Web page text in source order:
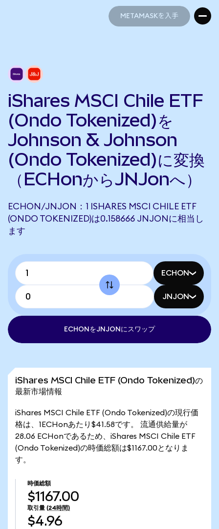
METAMASKを入手
iShares MSCI Chile ETF
(Ondo Tokenized)を
Johnson & Johnson
(Ondo Tokenized)に変換
（ECHonからJNJonへ）
ECHON/JNJON：1 ISHARES MSCI CHILE ETF
(ONDO TOKENIZED)は0.158666 JNJONに相当し
ます
ECHON
JNJON
ECHONをJNJONにスワップ
iShares MSCI Chile ETF (Ondo Tokenized)の
最新市場情報
iShares MSCI Chile ETF (Ondo Tokenized)の現行価
格は、1ECHonあたり$41.58です。 流通供給量が
28.06 ECHonであるため、iShares MSCI Chile ETF
(Ondo Tokenized)の時価総額は$1167.00となりま
す。
時価総額
$1167.00
取引量 (24時間)
$4.96